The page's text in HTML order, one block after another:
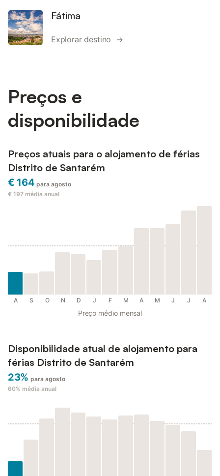
Fátima
Explorar destino →
Preços e
disponibilidade
Preços atuais para o alojamento de férias
Distrito de Santarém
€ 164 para agosto
€ 197 média anual
A S O N D J F M A M J J A
Preço médio mensal
Disponibilidade atual de alojamento para
férias Distrito de Santarém
23% para agosto
60% média anual